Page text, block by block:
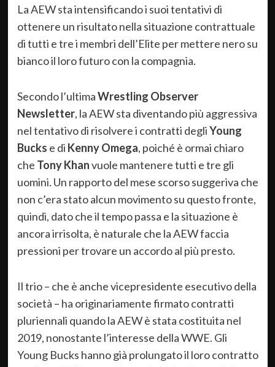
La AEW sta intensificando i suoi tentativi di
ottenere un risultato nella situazione contrattuale
di tutti e tre i membri dell’Elite per mettere nero su
bianco il loro futuro con la compagnia.
Secondo l’ultimaWrestling Observer
Newsletter, la AEW sta diventando più aggressiva
nel tentativo di risolvere i contratti degliYoung
Bucks e di Kenny Omega, poiché è ormai chiaro
che Tony Khanvuole mantenere tutti e tre gli
uomini. Un rapporto del mese scorso suggeriva che
non c’era stato alcun movimento su questo fronte,
quindi, dato che il tempo passa e la situazione è
ancora irrisolta, è naturale che la AEW faccia
pressioni per trovare un accordo al più presto.
Il trio – che è anche vicepresidente esecutivo della
società – ha originariamente firmato contratti
pluriennali quando la AEW è stata costituita nel
2019, nonostante l’interesse della WWE. Gli
Young Bucks hanno già prolungato il loro contratto